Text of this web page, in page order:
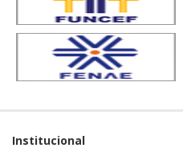
Institucional